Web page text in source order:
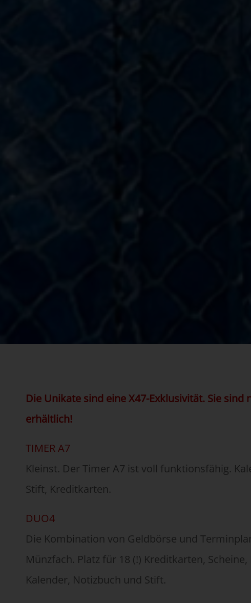
Die Unikate sind eine X47-Exklusivität. Sie sind
erhältlich!
TIMER A7
Kleinst. Der Timer A7 ist voll funktionsfähig.
Stift, Kreditkarten.
DUO4
Die Kombination von Geldbörse und
Münzfach. Platz für 18 (!) Kreditkarten, Scheine,
Kalender, Notizbuch und Stift.